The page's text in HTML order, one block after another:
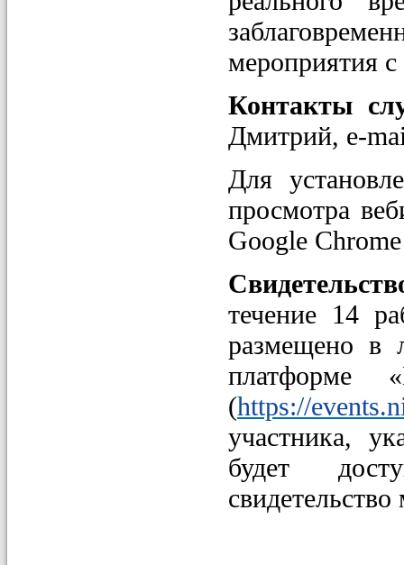
мероприятия
Контакты
Дмитрий, e-
Для
просмотра
Google
течение 14
размещено в
платформе
(https://
участника,
будет